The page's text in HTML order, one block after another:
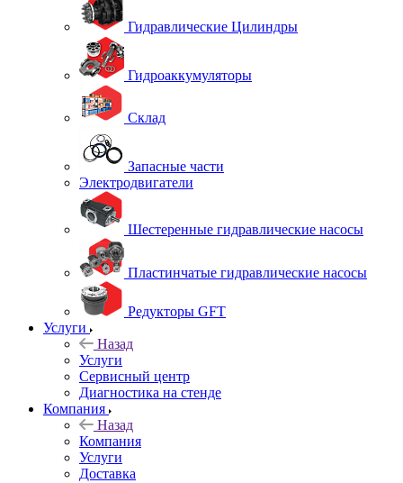
Гидравлические Цилиндры
Гидроаккумуляторы
Склад
Запасные части
Электродвигатели
Шестеренные гидравлические насосы
Пластинчатые гидравлические насосы
Редукторы GFT
Услуги
Назад
Услуги
Сервисный центр
Диагностика на стенде
Компания
Назад
Компания
Услуги
Доставка